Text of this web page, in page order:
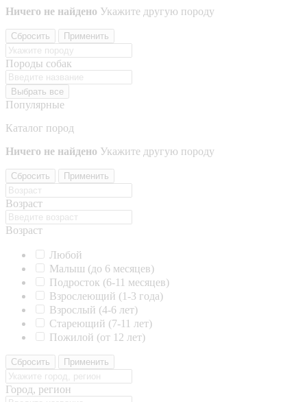
Ничего не найдено Укажите другую породу
Сбросить Применить
Породы собак
Выбрать все
Популярные
Каталог пород
Ничего не найдено Укажите другую породу
Сбросить Применить
Возраст
Возраст
Любой
Малыш (до 6 месяцев)
Подросток (6-11 месяцев)
Взрослеющий (1-3 года)
Взрослый (4-6 лет)
Стареющий (7-11 лет)
Пожилой (от 12 лет)
Сбросить Применить
Город, регион